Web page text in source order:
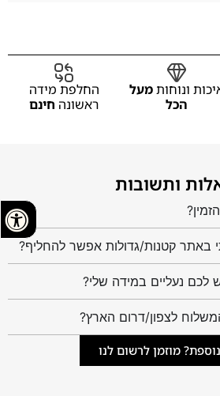
ונוחותמעל
הכל
החלפת מידה
ראשונה חינם
ותשובות
באתר קטנות/גדולות אפשר להחליף?
לצפון/דרום הארץ?
מוזמן לרשום לנו